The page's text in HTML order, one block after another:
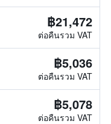
฿21,472
ต่อคืนรวม VAT
฿5,036
ต่อคืนรวม VAT
฿5,078
ต่อคืนรวม VAT